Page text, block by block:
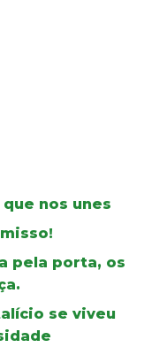
nos unes
pela porta, os
se viveu